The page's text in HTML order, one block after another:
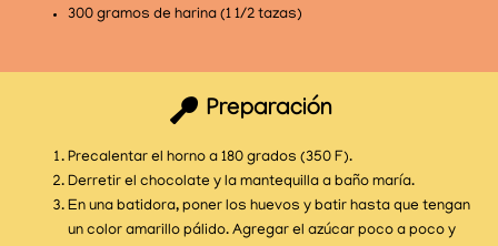
300 gramos de harina (1 1/2 tazas)
Preparación
Precalentar el horno a 180 grados (350 F).
Derretir el chocolate y la mantequilla a baño maría.
En una batidora, poner los huevos y batir hasta que tengan
un color amarillo pálido. Agregar el azúcar poco a poco y